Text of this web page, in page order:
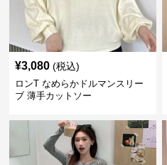
¥3,080 (税込)
ロンT なめらかドルマンスリー
ブ 薄手カットソー